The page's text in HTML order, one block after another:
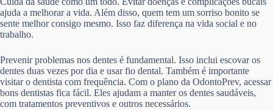
ajuda a melhorar a vida. Além disso, quem tem um sorriso bonito se
sente melhor consigo mesmo. Isso faz diferença na vida social e no
trabalho.
Prevenir problemas nos dentes é fundamental. Isso inclui escovar os
dentes duas vezes por dia e usar fio dental. Também é importante
visitar o dentista com frequência. Com o plano da OdontoPrev, acessar
bons dentistas fica fácil. Eles ajudam a manter os dentes saudáveis,
com tratamentos preventivos e outros necessários.